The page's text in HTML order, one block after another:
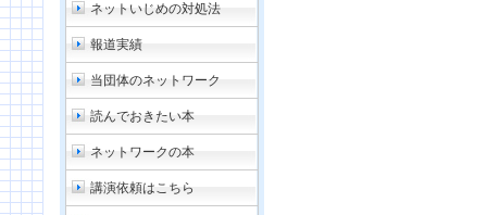
ネットいじめの対処法
報道実績
当団体のネットワーク
読んでおきたい本
ネットワークの本
講演依頼はこちら